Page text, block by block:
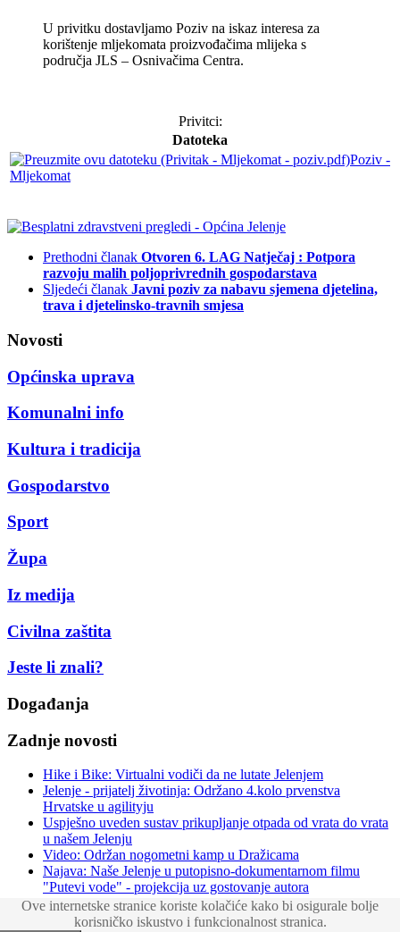
U privitku dostavljamo Poziv na iskaz interesa za
korištenje mljekomata proizvođačima mlijeka s
područja JLS – Osnivačima Centra.
Privitci:
Datoteka
Poziv -
Mljekomat
Prethodni članak Otvoren 6. LAG Natječaj : Potpora
razvoju malih poljoprivrednih gospodarstava
Sljedeći članak Javni poziv za nabavu sjemena djetelina,
trava i djetelinsko-travnih smjesa
Novosti
Općinska uprava
Komunalni info
Kultura i tradicija
Gospodarstvo
Sport
Župa
Iz medija
Civilna zaštita
Jeste li znali?
Događanja
Zadnje novosti
Hike i Bike: Virtualni vodiči da ne lutate Jelenjem
Jelenje - prijatelj životinja: Održano 4.kolo prvenstva
Hrvatske u agilityju
Uspješno uveden sustav prikupljanje otpada od vrata do vrata
u našem Jelenju
Video: Održan nogometni kamp u Dražicama
Najava: Naše Jelenje u putopisno-dokumentarnom filmu
"Putevi vode" - projekcija uz gostovanje autora
Copyright © 2018 Općina Jelenje. Sva prava pridržana. •
Ove internetske stranice koriste kolačiće kako bi osigurale bolje
korisničko iskustvo i funkcionalnost stranica.